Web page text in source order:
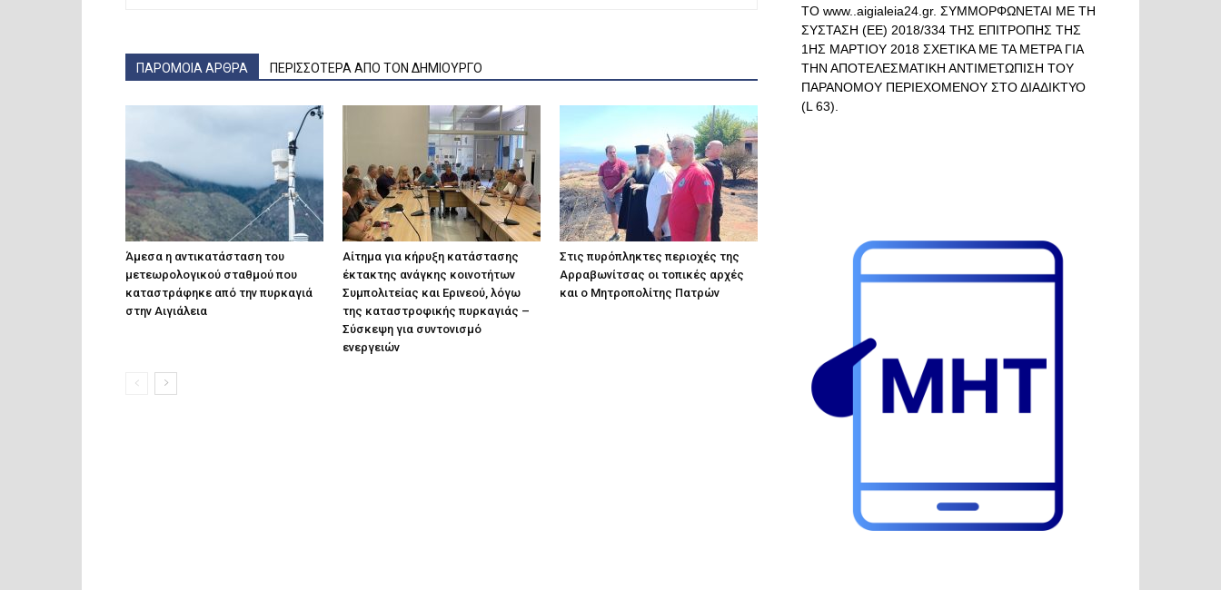
ΠΑΡΟΜΟΙΑ ΑΡΘΡΑ ΠΕΡΙΣΣΟΤΕΡΑ ΑΠΟ ΤΟΝ ΔΗΜΙΟΥΡΓΟ
Άμεσα η αντικατάσταση του
μετεωρολογικού σταθμού που
καταστράφηκε από την πυρκαγιά
στην Αιγιάλεια
Αίτημα για κήρυξη κατάστασης
έκτακτης ανάγκης κοινοτήτων
Συμπολιτείας και Ερινεού, λόγω
της καταστροφικής πυρκαγιάς –
Σύσκεψη για συντονισμό
ενεργειών
Στις πυρόπληκτες περιοχές της
Αρραβωνίτσας οι τοπικές αρχές
και ο Μητροπολίτης Πατρών
ΤΟ www..aigialeia24.gr. ΣΥΜΜΟΡΦΩΝΕΤΑΙ ΜΕ ΤΗ
ΣΥΣΤΑΣΗ (ΕΕ) 2018/334 ΤΗΣ ΕΠΙΤΡΟΠΗΣ ΤΗΣ
1ΗΣ ΜΑΡΤΙΟΥ 2018 ΣΧΕΤΙΚΑ ΜΕ ΤΑ ΜΕΤΡΑ ΓΙΑ
ΤΗΝ ΑΠΟΤΕΛΕΣΜΑΤΙΚΗ ΑΝΤΙΜΕΤΩΠΙΣΗ ΤΟΥ
ΠΑΡΑΝΟΜΟΥ ΠΕΡΙΕΧΟΜΕΝΟΥ ΣΤΟ ΔΙΑΔΙΚΤΥΟ
(L 63).